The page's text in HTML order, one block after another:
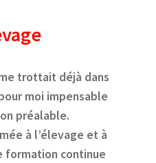
trottait déjà dans
moi impensable
préalable.
à l’élevage et à
formation continue